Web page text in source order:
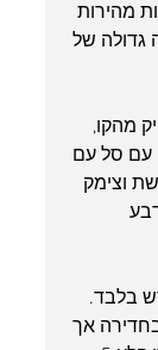
5 posts
נמוך. נאנטר עלתה ל-8 הפרש, טאקר צימק עם 5 נקודות מהירות
ושלשה גדולה של
מהקו,
עם סל עם
וצימק
בסוף הרבע
עם נקודות של משגב ובינגהאם שצימקו ל-3 הפרש בלבד.
אך